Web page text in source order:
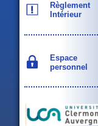
Règlement
Intérieur
Espace
personnel